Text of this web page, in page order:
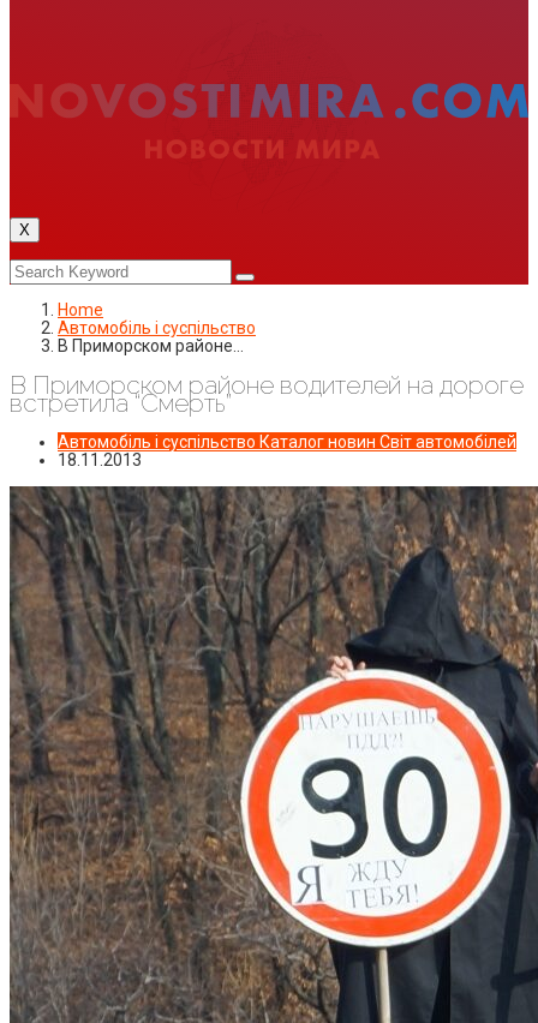
X
Home
Автомобіль і суспільство
В Приморском районе…
В Приморском районе водителей на дороге
встретила “Смерть”
Автомобіль і суспільство Каталог новин Світ автомобілей
18.11.2013